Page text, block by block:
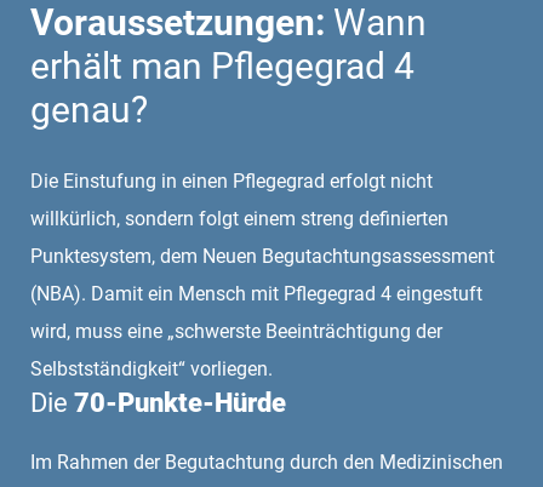
Voraussetzungen: Wann
erhält man Pflegegrad 4
genau?
Die Einstufung in einen Pflegegrad erfolgt nicht
willkürlich, sondern folgt einem streng definierten
Punktesystem, dem Neuen Begutachtungsassessment
(NBA). Damit ein Mensch mit Pflegegrad 4 eingestuft
wird, muss eine „schwerste Beeinträchtigung der
Selbstständigkeit“ vorliegen.
Die 70-Punkte-Hürde
Im Rahmen der Begutachtung durch den Medizinischen